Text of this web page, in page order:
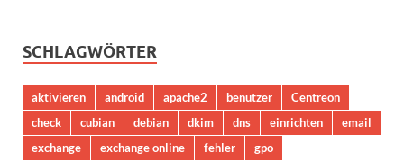
SCHLAGWÖRTER
aktivieren android apache2 benutzer
Centreon
check
cubian debian dkim dns einrichten
email
exchange
exchange online fehler
gpo